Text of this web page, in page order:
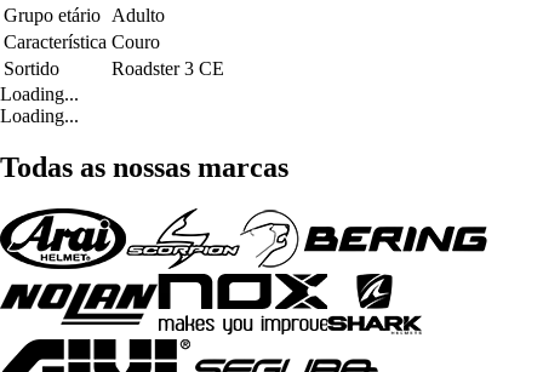
Grupo etário Adulto
Característica Couro
Sortido
Roadster 3 CE
Loading...
Loading...
Todas as nossas marcas